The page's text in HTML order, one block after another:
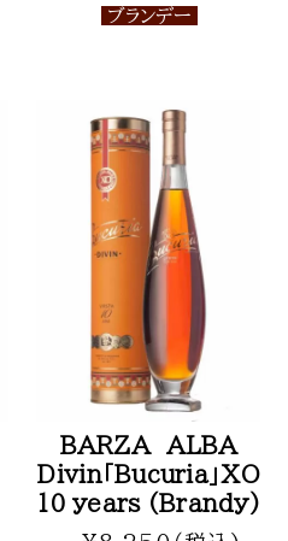
ブランデー
BARZA ALBA
Divin「Bucuria」XO
10 years (Brandy)